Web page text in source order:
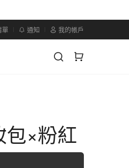
單 通知 我的帳戶
×粉紅